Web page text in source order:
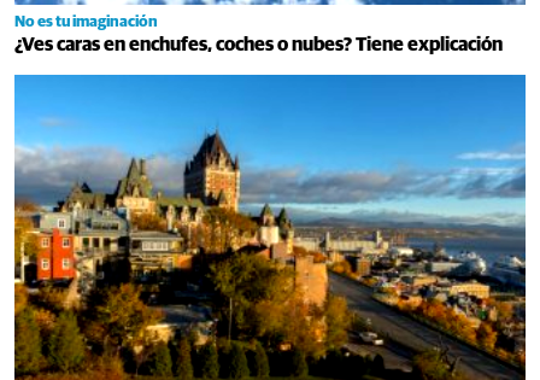
No es tu imaginación
¿Ves caras en enchufes, coches o nubes? Tiene explicación